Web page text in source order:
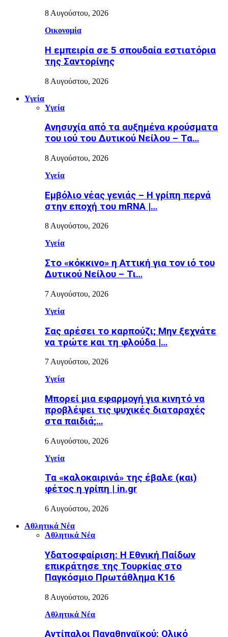
8 Αυγούστου, 2026
Οικονομία
Η εμπειρία σε 5 σπουδαία εστιατόρια
της Σαντορίνης
8 Αυγούστου, 2026
Υγεία
Υγεία
Ανησυχία από τα αυξημένα κρούσματα
του ιού του Δυτικού Νείλου – Τα…
8 Αυγούστου, 2026
Υγεία
Εµβόλιο νέας γενιάς – Η γρίπη περνά
στην εποχή του mRNA |…
8 Αυγούστου, 2026
Υγεία
Στο «κόκκινο» η Αττική για τον ιό του
Δυτικού Νείλου – Τι…
7 Αυγούστου, 2026
Υγεία
Σας αρέσει το καρπούζι; Μην ξεχνάτε
να τρώτε και τη φλούδα |…
7 Αυγούστου, 2026
Υγεία
Μπορεί μια εφαρμογή για κινητό να
προβλέψει τις ψυχικές διαταραχές
στα παιδιά;…
6 Αυγούστου, 2026
Υγεία
Τα «καλοκαιρινά» της έβαλε (και)
φέτος η γρίπη | in.gr
6 Αυγούστου, 2026
Αθλητικά Νέα
Αθλητικά Νέα
Υδατοσφαίριση: Η Εθνική Παίδων
επικράτησε της Τουρκίας στο
Παγκόσμιο Πρωτάθλημα Κ16
8 Αυγούστου, 2026
Αθλητικά Νέα
Αντίπαλοι Παναθηναϊκού: Ολικό